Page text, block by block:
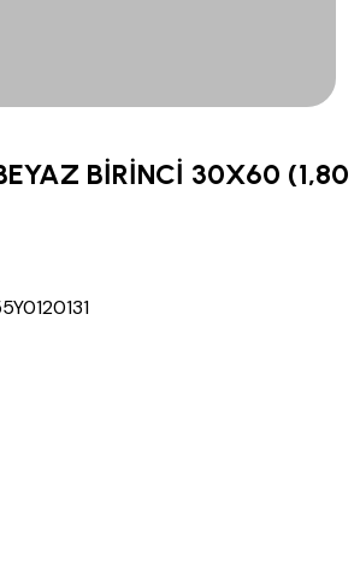
BİRİNCİ 30X60 (1,80